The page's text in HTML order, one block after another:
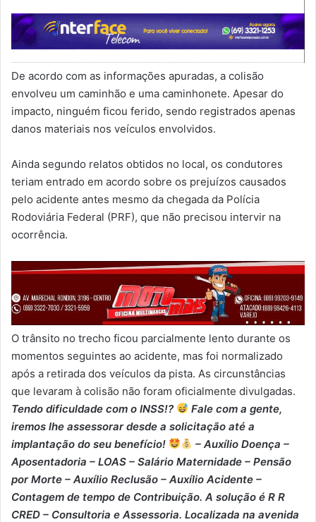
De acordo com as informações apuradas, a colisão
envolveu um caminhão e uma caminhonete. Apesar do
impacto, ninguém ficou ferido, sendo registrados apenas
danos materiais nos veículos envolvidos.
Ainda segundo relatos obtidos no local, os condutores
teriam entrado em acordo sobre os prejuízos causados
pelo acidente antes mesmo da chegada da Polícia
Rodoviária Federal (PRF), que não precisou intervir na
ocorrência.
O trânsito no trecho ficou parcialmente lento durante os
momentos seguintes ao acidente, mas foi normalizado
após a retirada dos veículos da pista. As circunstâncias
que levaram à colisão não foram oficialmente divulgadas.
Tendo dificuldade com o INSS!?
Fale com a gente,
iremos lhe assessorar desde a solicitação até a
implantação do seu benefício!
– Auxílio Doença –
⁠Aposentadoria – ⁠LOAS – ⁠Salário Maternidade – ⁠Pensão
por Morte – ⁠Auxílio Reclusão – ⁠Auxílio Acidente –
⁠Contagem de tempo de Contribuição. A solução é R R
CRED – Consultoria e Assessoria. Localizada na avenida